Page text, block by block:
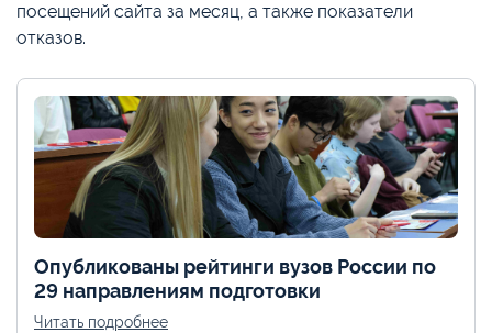
посещений сайта за месяц, а также показатели
отказов.
Опубликованы рейтинги вузов России по
29 направлениям подготовки
Читать подробнее